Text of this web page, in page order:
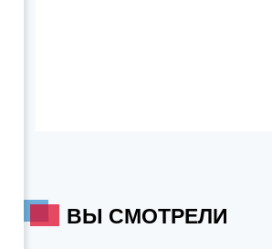
ВЫ СМОТРЕЛИ